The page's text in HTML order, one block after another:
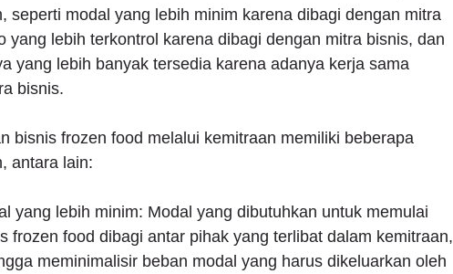
seperti modal yang lebih minim karena dibagi dengan mitra
yang lebih terkontrol karena dibagi dengan mitra bisnis, dan
yang lebih banyak tersedia karena adanya kerja sama
bisnis.
bisnis frozen food melalui kemitraan memiliki beberapa
antara lain:
yang lebih minim: Modal yang dibutuhkan untuk memulai
frozen food dibagi antar pihak yang terlibat dalam kemitraan,
meminimalisir beban modal yang harus dikeluarkan oleh